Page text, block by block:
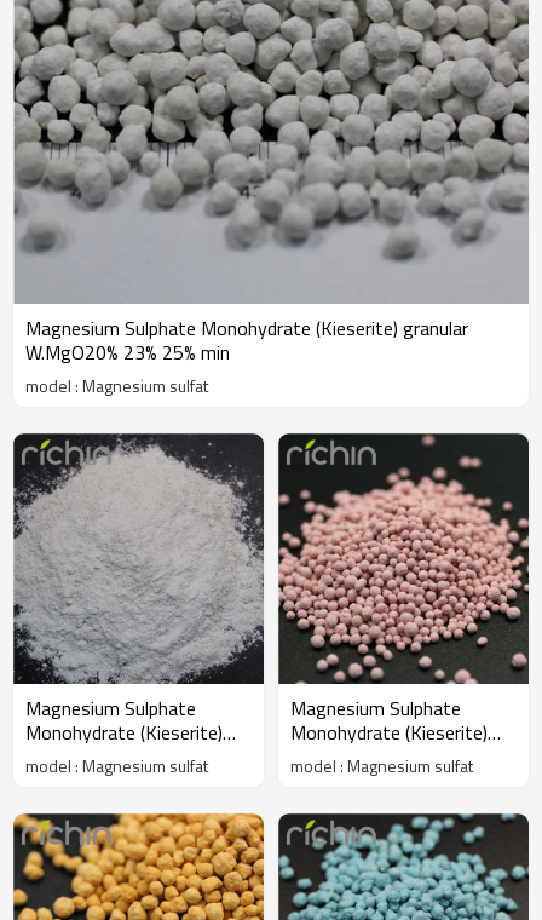
Magnesium Sulphate Monohydrate (Kieserite) granular
W.MgO20% 23% 25% min
model : Magnesium sulfat
Magnesium Sulphate
Monohydrate (Kieserite)
bubuk W.MgO20% 23% 25%
min
model : Magnesium sulfat
Magnesium Sulphate
Monohydrate (Kieserite)
warna granular
model : Magnesium sulfat